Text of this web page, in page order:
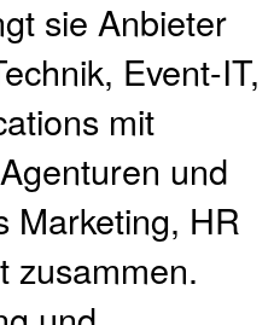
sie Anbieter
Event-IT,
mit
und
Marketing, HR
zusammen.